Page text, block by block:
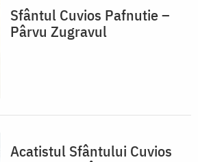
Sfântul Cuvios Pafnutie –
Pârvu Zugravul
Acatistul Sfântului Cuvios